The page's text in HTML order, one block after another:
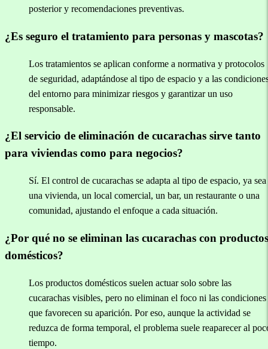
posterior y recomendaciones preventivas.
¿Es seguro el tratamiento para personas y mascotas?
Los tratamientos se aplican conforme a normativa y protocolos
de seguridad, adaptándose al tipo de espacio y a las
del entorno para minimizar riesgos y garantizar un uso
responsable.
¿El servicio de eliminación de cucarachas sirve tanto
para viviendas como para negocios?
Sí. El control de cucarachas se adapta al tipo de espacio, ya sea
una vivienda, un local comercial, un bar, un restaurante o una
comunidad, ajustando el enfoque a cada situación.
¿Por qué no se eliminan las cucarachas con productos
domésticos?
Los productos domésticos suelen actuar solo sobre las
cucarachas visibles, pero no eliminan el foco ni las condiciones
que favorecen su aparición. Por eso, aunque la actividad se
reduzca de forma temporal, el problema suele reaparecer al
tiempo.